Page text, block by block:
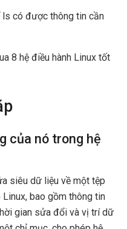
ls có được thông tin cần
8 hệ điều hành Linux tốt
của nó trong hệ
siêu dữ liệu về một tệp
bao gồm thông tin
gian sửa đổi và vị trí dữ